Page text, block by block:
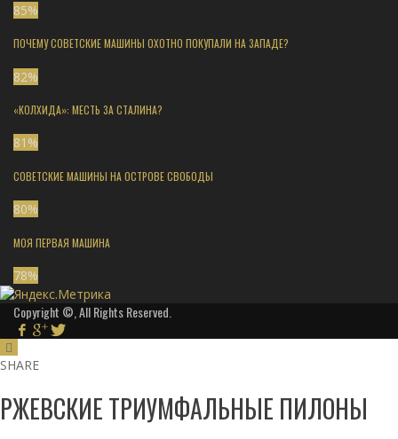
85%
ПОЧЕМУ СОВЕТСКИЕ МАШИНЫ ОХОТНО ПОКУПАЛИ НА ЗАПАДЕ?
82%
«КОЛХИДА»: МЕСТЬ ЗА СТАЛИНА?
81 %
СОВЕТСКИЕ МАШИНЫ НА ОСТРОВЕ СВОБОДЫ
80%
МОЯ ПЕРВАЯ МАШИНА
78%
Copyright ©, All Rights Reserved.
SHARE
РЖЕВСКИЕ ТРИУМФАЛЬНЫЕ ПИЛОНЫ